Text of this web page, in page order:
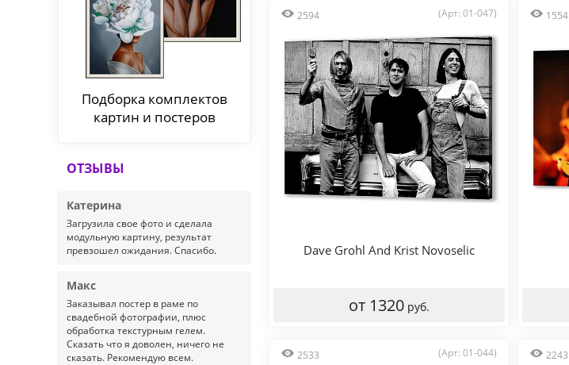
Подборка комплектов
картин и постеров
ОТЗЫВЫ
Катерина
Загрузила свое фото и сделала
модульную картину, результат
превзошел ожидания. Спасибо.
Макс
Заказывал постер в раме по
свадебной фотографии, плюс
обработка текстурным гелем.
Сказать что я доволен, ничего не
сказать. Рекомендую всем.
2594 (Арт: 01-047)
Dave Grohl And Krist Novoselic
от 1320 руб.
1554
2533 (Арт: 01-044) 2243